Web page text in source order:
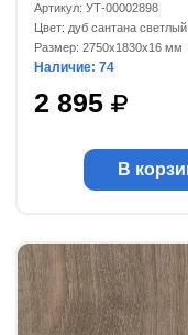
Артикул: УТ-00002898
Цвет: дуб сантана светлый
Размер: 2750x1830x16 мм
Наличие: 74
2 895
В